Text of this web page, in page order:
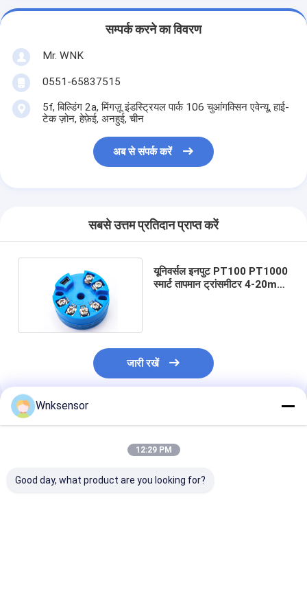
सम्पर्क करने का विवरण
Mr. WNK
0551-65837515
5f, बिल्डिंग 2a, मिंगज़ू इंडस्ट्रियल पार्क 106 चुआंगक्सिन एवेन्यू, हाई-
टेक ज़ोन, हेफ़ेई, अनहुई, चीन
अब से संपर्क करें
सबसे उत्तम प्रतिदान प्राप्त करें
यूनिवर्सल इनपुट PT100 PT1000
स्मार्ट तापमान ट्रांसमीटर 4-20mA
जारी रखें
अनुशंसित उत्पाद
Wnksensor
12:29 PM
Good day, what product are you looking for?